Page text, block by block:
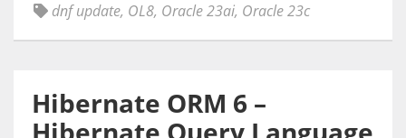
dnf update, OL8, Oracle 23ai, Oracle 23c
Hibernate ORM 6 –